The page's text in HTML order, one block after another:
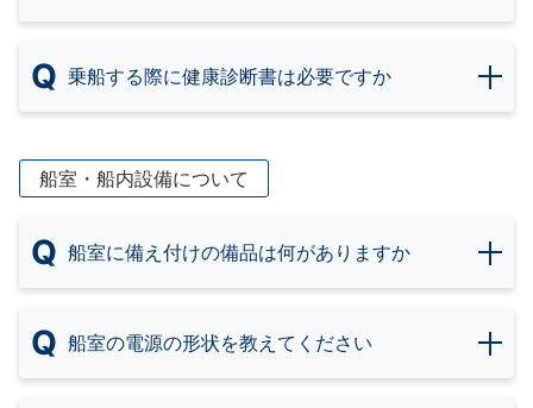
Q 乗船する際に健康診断書は必要ですか
船室・船内設備について
Q 船室に備え付けの備品は何がありますか
Q 船室の電源の形状を教えてください